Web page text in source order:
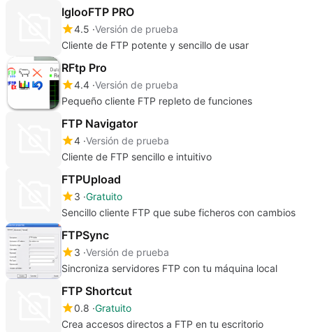
IglooFTP PRO
4.5 Versión de prueba
Cliente de FTP potente y sencillo de usar
RFtp Pro
4.4 Versión de prueba
Pequeño cliente FTP repleto de funciones
FTP Navigator
4 Versión de prueba
Cliente de FTP sencillo e intuitivo
FTPUpload
3 Gratuito
Sencillo cliente FTP que sube ficheros con cambios
FTPSync
3 Versión de prueba
Sincroniza servidores FTP con tu máquina local
FTP Shortcut
0.8 Gratuito
Crea accesos directos a FTP en tu escritorio